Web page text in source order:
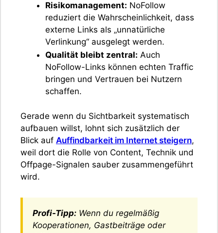
Risikomanagement: NoFollow
reduziert die Wahrscheinlichkeit, dass
externe Links als „unnatürliche
Verlinkung“ ausgelegt werden.
Qualität bleibt zentral: Auch
NoFollow-Links können echten Traffic
bringen und Vertrauen bei Nutzern
schaffen.
Gerade wenn du Sichtbarkeit systematisch
aufbauen willst, lohnt sich zusätzlich der
Blick auf Auffindbarkeit im Internet steigern,
weil dort die Rolle von Content, Technik und
Offpage-Signalen sauber zusammengeführt
wird.
Profi-Tipp: Wenn du regelmäßig
Kooperationen, Gastbeiträge oder